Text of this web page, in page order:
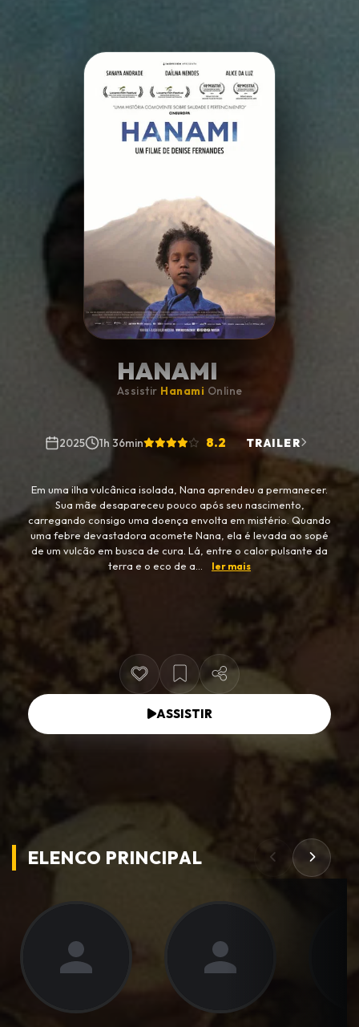
Minha Lista
Pesquisar
HANAMI
Assistir Hanami Online
2025 1h 36min 8.2 TRAILER
Em uma ilha vulcânica isolada, Nana aprendeu a permanecer.
Sua mãe desapareceu pouco após seu nascimento,
carregando consigo uma doença envolta em mistério. Quando
uma febre devastadora acomete Nana, ela é levada ao sopé
de um vulcão em busca de cura. Lá, entre o calor pulsante da
terra e o eco de a...
ler mais
ASSISTIR
ELENCO PRINCIPAL